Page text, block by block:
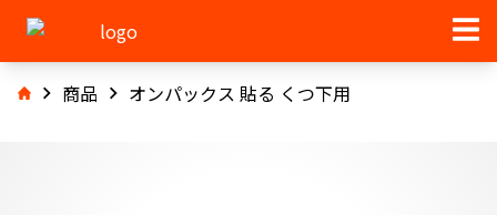
商品 オンパックス 貼る くつ下用